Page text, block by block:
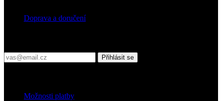
Doprava a doručení
Přihlásit se
Možnosti platby